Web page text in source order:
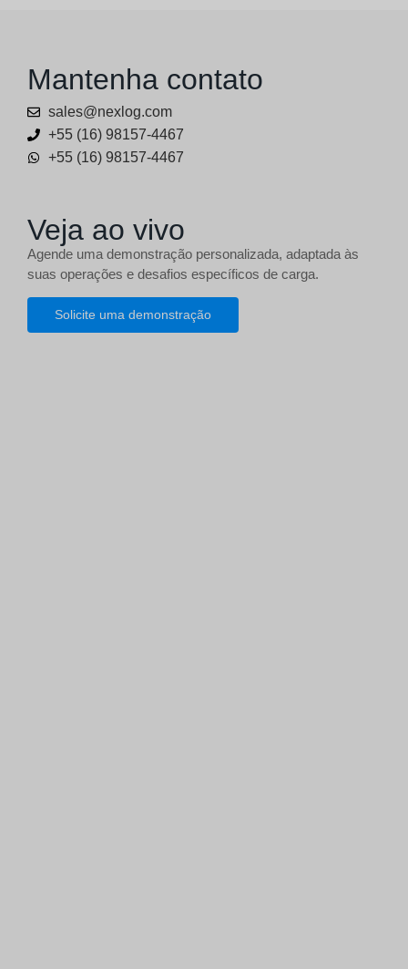
Mantenha contato
sales@nexlog.com
+55 (16) 98157-4467
+55 (16) 98157-4467
Veja ao vivo
Agende uma demonstração personalizada, adaptada às
suas operações e desafios específicos de carga.
Solicite uma demonstração